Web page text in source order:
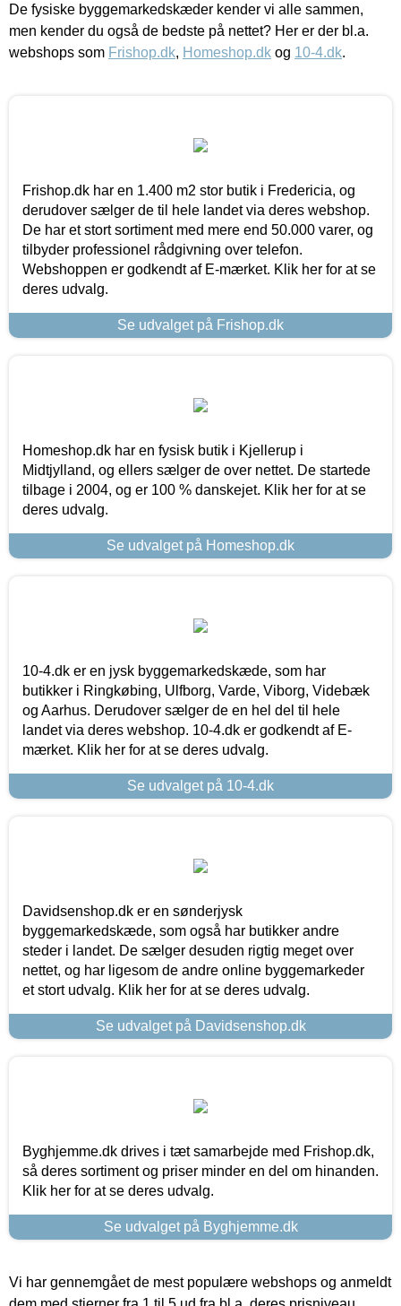
De fysiske byggemarkedskæder kender vi alle sammen,
men kender du også de bedste på nettet? Her er der bl.a.
webshops som Frishop.dk, Homeshop.dk og 10-4.dk.
Frishop.dk har en 1.400 m2 stor butik i Fredericia, og
derudover sælger de til hele landet via deres webshop.
De har et stort sortiment med mere end 50.000 varer, og
tilbyder professionel rådgivning over telefon.
Webshoppen er godkendt af E-mærket. Klik her for at se
deres udvalg.
Se udvalget på Frishop.dk
Homeshop.dk har en fysisk butik i Kjellerup i
Midtjylland, og ellers sælger de over nettet. De startede
tilbage i 2004, og er 100 % danskejet. Klik her for at se
deres udvalg.
Se udvalget på Homeshop.dk
10-4.dk er en jysk byggemarkedskæde, som har
butikker i Ringkøbing, Ulfborg, Varde, Viborg, Videbæk
og Aarhus. Derudover sælger de en hel del til hele
landet via deres webshop. 10-4.dk er godkendt af E-
mærket. Klik her for at se deres udvalg.
Se udvalget på 10-4.dk
Davidsenshop.dk er en sønderjysk
byggemarkedskæde, som også har butikker andre
steder i landet. De sælger desuden rigtig meget over
nettet, og har ligesom de andre online byggemarkeder
et stort udvalg. Klik her for at se deres udvalg.
Se udvalget på Davidsenshop.dk
Byghjemme.dk drives i tæt samarbejde med Frishop.dk,
så deres sortiment og priser minder en del om hinanden.
Klik her for at se deres udvalg.
Se udvalget på Byghjemme.dk
Vi har gennemgået de mest populære webshops og anmeldt